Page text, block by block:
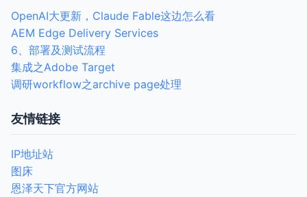
OpenAI大更新，Claude Fable这边怎么看
AEM Edge Delivery Services
6、部署及测试流程
集成之Adobe Target
调研workflow之archive page处理
友情链接
IP地址站
图床
恩泽天下官方网站